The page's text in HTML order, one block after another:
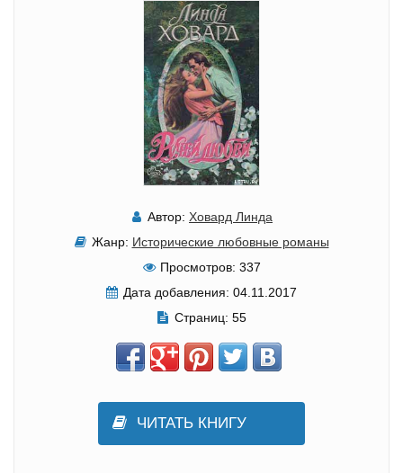
Автор: Ховард Линда
Жанр: Исторические любовные романы
Просмотров: 337
Дата добавления: 04.11.2017
Страниц: 55
ЧИТАТЬ КНИГУ